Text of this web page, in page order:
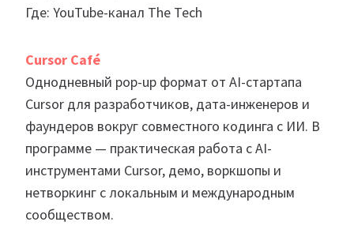
Где: YouTube-канал The Tech
Cursor Café
Однодневный pop-up формат от AI-стартапа
Cursor для разработчиков, дата-инженеров и
фаундеров вокруг совместного кодинга с ИИ. В
программе — практическая работа с AI-
инструментами Cursor, демо, воркшопы и
нетворкинг с локальным и международным
сообществом.